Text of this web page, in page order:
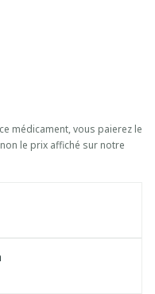
médicament, vous paierez le
le prix affiché sur notre